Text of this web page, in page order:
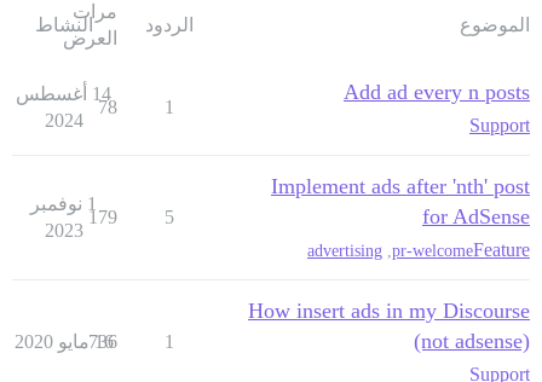
الموضوع الردود
مرات
العرض
النشاط
Add ad every n posts
Support
1
78
14 أغسطس
2024
Implement ads after 'nth' post
for AdSense
Feature
pr-welcome
advertising
5
179
1 نوفمبر
2023
How insert ads in my Discourse
(not adsense)
Support
1
736
16 مايو 2020